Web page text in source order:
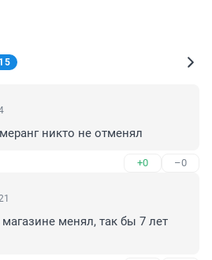
15
никто не отменял
+0 –0
менял, так бы 7 лет